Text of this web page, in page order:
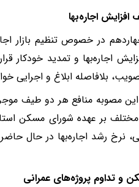
اجاره‌بها
در خصوص تنظیم
اجاره‌بها و تمدید خودکار
بلافاصله ابلاغ و اجرایی
این مصوبه منافع هر دو طیف
بر عهده شورای مسکن
نرخ رشد اجاره‌بها در حال
و تداوم پروژه‌های عمرانی